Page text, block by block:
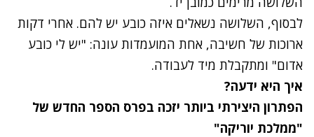
לבסוף, השלושה נשאלים איזה כובע יש להם. אחרי דקות
ארוכות של חשיבה, אחת המועמדות עונה: "יש לי כובע
אדום" ומתקבלת מיד לעבודה.
איך היא ידעה?
הפתרון היצירתי ביותר יזכה בפרס הספר החדש של
"ממלכת יוריקה"